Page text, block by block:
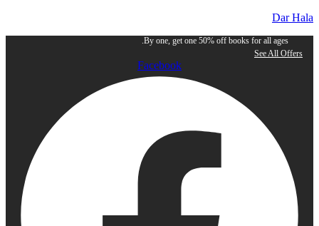
Dar Hala
By one, get one 50% off books for all ages.
See All Offers
Facebook